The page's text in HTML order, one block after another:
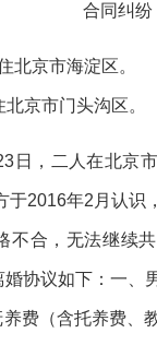
合同纠
北京市海淀区。
京市门头沟区。
日，二人在北京
于2016年2月认识
合，无法继续
协议如下：一、
费（含托养费、